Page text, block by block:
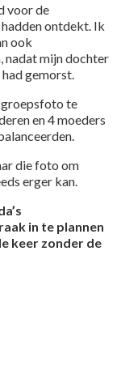
voor de
ontdekt. Ik
ook
nadat mijn dochter
gemorst.
groepsfoto te
en 4 moeders
die foto om
erger kan.
in te plannen
keer zonder de